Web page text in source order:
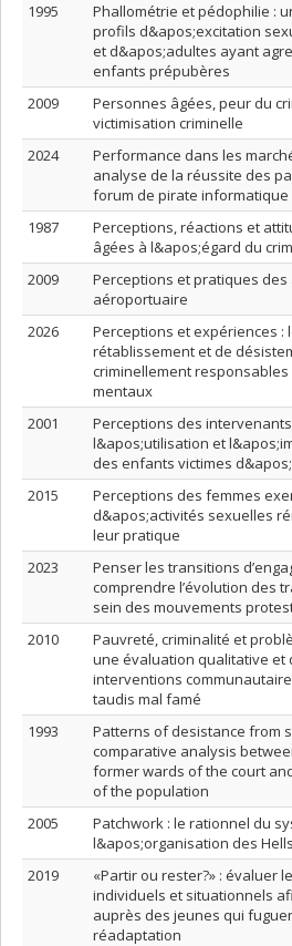
1995
Phallométrie et pédophilie :
profils d&apos;excitation
et d&apos;adultes ayant
enfants prépubères
2009
Personnes âgées, peur du
victimisation criminelle
2024
Performance dans les
analyse de la réussite des
forum de pirate informatique
1987
Perceptions, réactions et
âgées à l&apos;égard du
2009
Perceptions et pratiques
aéroportuaire
2026
Perceptions et expériences :
rétablissement et de
criminellement
mentaux
2001
Perceptions des
l&apos;utilisation et
des enfants victimes
2015
Perceptions des femmes
d&apos;activités sexuelles
leur pratique
2023
Penser les transitions
comprendre l’évolution des
sein des mouvements
2010
Pauvreté, criminalité et
une évaluation qualitative et
interventions
taudis mal famé
1993
Patterns of desistance from
comparative analysis
former wards of the court
of the population
2005
Patchwork : le rationnel du
l&apos;organisation des
2019
«Partir ou rester?» : évaluer
individuels et situationnels
auprès des jeunes qui
réadaptation